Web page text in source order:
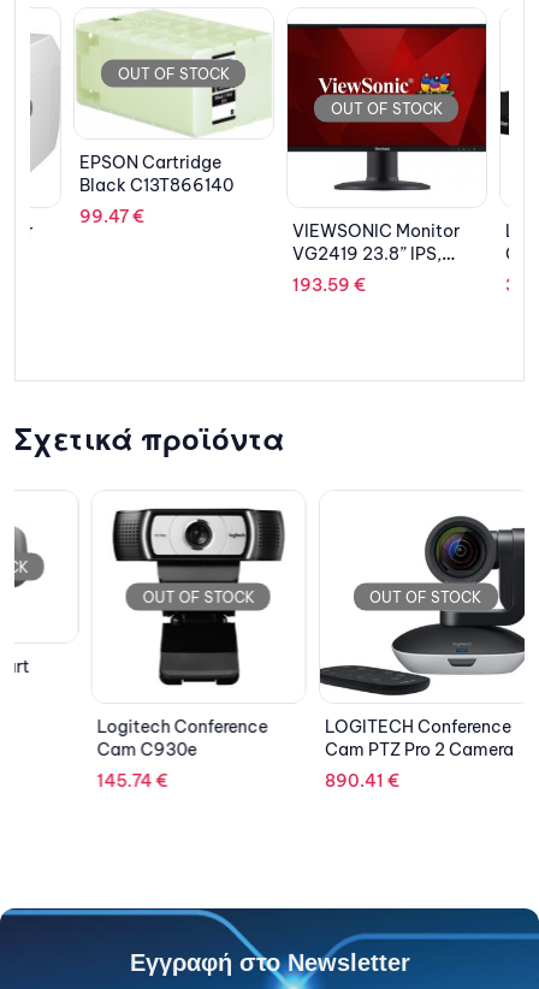
OUT OF STOCK
EPSON Cartridge
Black C13T866140
99.47€
OUT OF STOCK
VIEWSONIC Monitor
VG2419 23.8” IPS,
ERGONOMIC, HDMI,
193.59€
Lenovo
Core &
3,117.43
Σχετικά προϊόντα
OUT OF STOCK
Logitech Conference
Cam C930e
OUT OF STOCK
LOGITECH Conference
Cam PTZ Pro 2 Camera
Εγγραφή στο Newsletter